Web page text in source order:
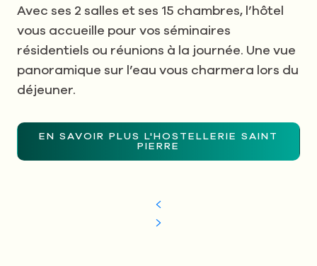
Avec ses 2 salles et ses 15 chambres, l’hôtel
vous accueille pour vos séminaires
résidentiels ou réunions à la journée. Une vue
panoramique sur l’eau vous charmera lors du
déjeuner.
EN SAVOIR PLUS L'HOSTELLERIE SAINT
PIERRE